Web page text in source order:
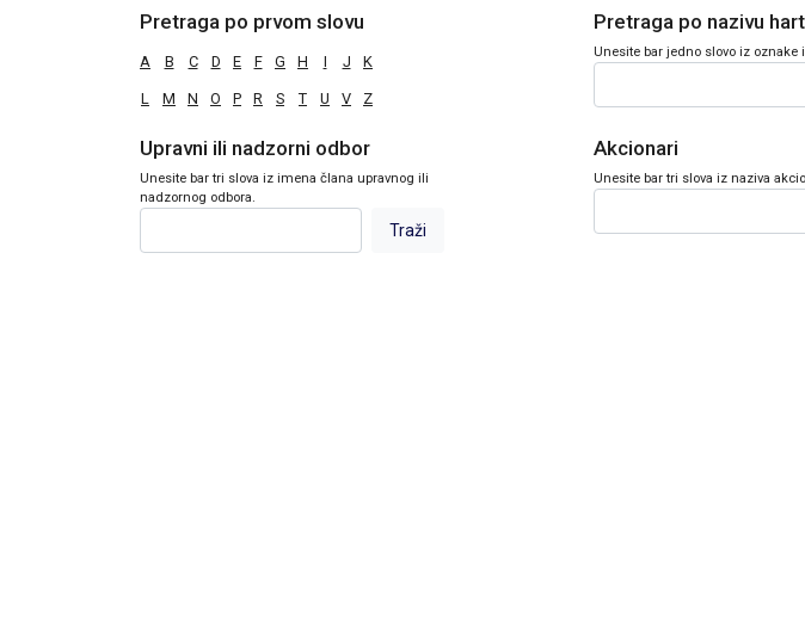
Pretraga po prvom slovu
A B C D E F G H I J K
L M N O P R S T U V Z
Pretraga po nazivu
Unesite bar jedno slovo iz oznake
Upravni ili nadzorni odbor
Unesite bar tri slova iz imena člana upravnog ili
nadzornog odbora.
Akcionari
Unesite bar tri slova iz naziva